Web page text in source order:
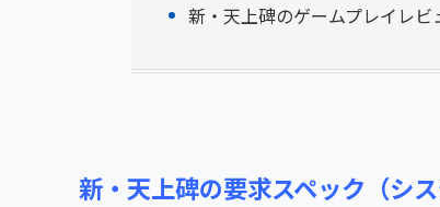
新・天上碑のゲームプレイレビ
新・天上碑の要求スペック（シス